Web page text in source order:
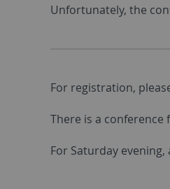
Unfortunately, the
For registration,
There is a conference
For Saturday